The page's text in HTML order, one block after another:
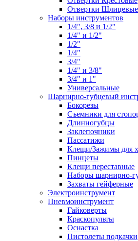
Отвертки Шлицевые
Наборы инструментов
1/4", 3/8 и 1/2"
1/4" и 1/2"
1/2"
1/4"
3/4"
1/4" и 3/8"
3/4" и 1"
Универсальные
Шарнирно-губцевый
Бокорезы
Съемники для
Длинногубцы
Заклепочники
Пассатижи
Клещи/Зажимы для
Пинцеты
Клещи переставные
Наборы шарнирно-
Захваты гейферные
Электроинструмент
Пневмоинструмент
Гайковерты
Краскопульты
Оснастка
Пистолеты подкачки